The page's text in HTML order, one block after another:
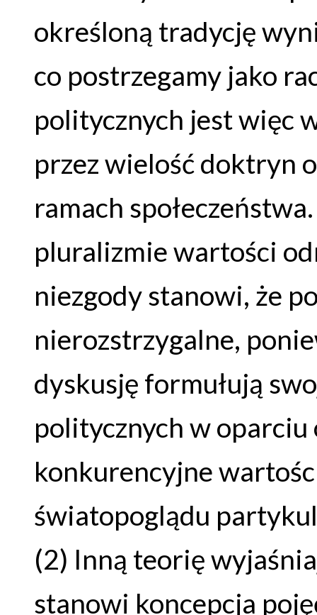
określoną tradycję
co postrzegamy jako
politycznych jest więc
przez wielość doktryn
ramach
pluralizmie wartości
niezgody stanowi, że
nierozstrzygalne,
dyskusję formułują
politycznych w oparciu
konkurencyjne
światopoglądu
(2) Inną teorię
stanowi koncepcja